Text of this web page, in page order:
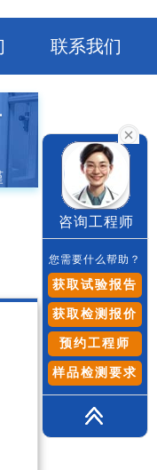
联系我们
咨询工程师
您需要什么帮助？
获取试验报告
获取检测报价
预约工程师
样品检测要求